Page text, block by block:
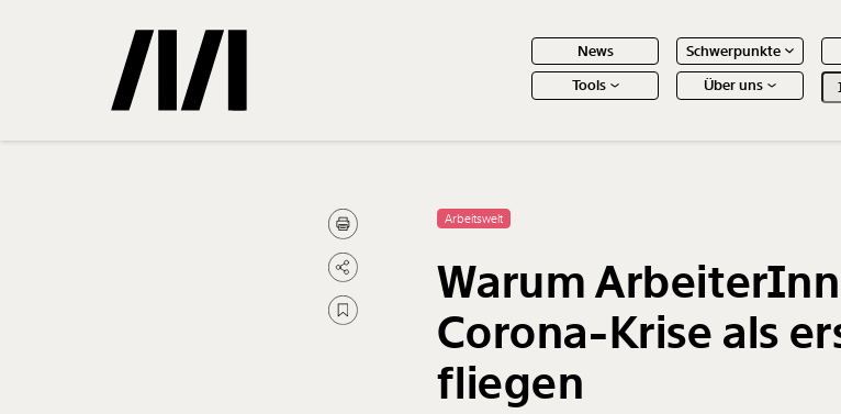
News Schwerpunkte
Tools
Über uns
Gemerkte Inhalte
Treffer
Arbeitswelt
Warum
Corona-Krise als
fliegen